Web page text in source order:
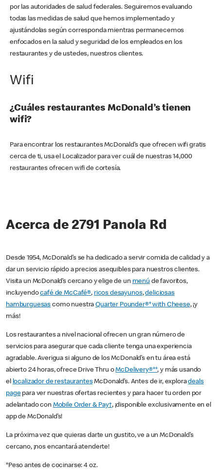
por las autoridades de salud federales. Seguiremos evaluando
todas las medidas de salud que hemos implementado y
ajustándolas según corresponda mientras permanecemos
enfocados en la salud y seguridad de los empleados en los
restaurantes y de ustedes, nuestros clientes.
Wifi
¿Cuáles restaurantes McDonald’s tienen
wifi?
Para encontrar los restaurantes McDonald’s que ofrecen wifi gratis
cerca de ti, usa el Localizador para ver cuál de nuestras 14,000
restaurantes ofrecen wifi de cortesía.
Acerca de 2791 Panola Rd
Desde 1954, McDonald’s se ha dedicado a servir comida de calidad y a
dar un servicio rápido a precios asequibles para nuestros clientes.
Visita un McDonald’s cercano y elige de un menú de favoritos,
incluyendocafé de McCafé®, ricos desayunos,deliciosas
hamburguesas como nuestraQuarter Pounder®* with Cheese, ¡y
más!
Los restaurantes a nivel nacional ofrecen un gran número de
servicios para asegurar que cada cliente tenga una experiencia
agradable. Averigua si alguno de los McDonald’s en tu área está
abierto 24 horas, ofrece Drive Thru oMcDelivery®**, y más usando
el localizador de restaurantesMcDonald’s. Antes de ir, exploradeals
pagepara ver nuestras ofertas recientes y para hacer tu orden por
adelantado con Mobile Order & Pay†, ¡disponible exclusivamente en el
app de McDonald’s!
La próxima vez que quieras darte un gustito, ve a un McDonald’s
cercano, ¡nos encantará atenderte!
*Peso antes de cocinarse: 4 oz.